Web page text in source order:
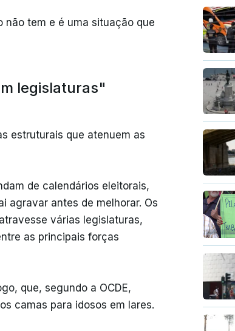
não tem e é uma situação que
legislaturas"
estruturais que atenuem as
de calendários eleitorais,
agravar antes de melhorar. Os
várias legislaturas,
as principais forças
que, segundo a OCDE,
camas para idosos em lares.